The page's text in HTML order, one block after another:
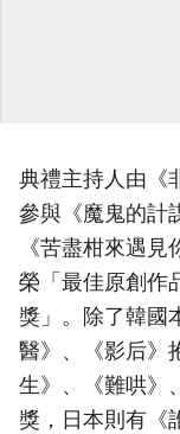
典禮主持人由《
參與《魔鬼的計
《苦盡柑來遇
榮「最佳原創作
獎」。除了韓國
醫》、《影后》
生》、《難哄》
獎，日本則有《